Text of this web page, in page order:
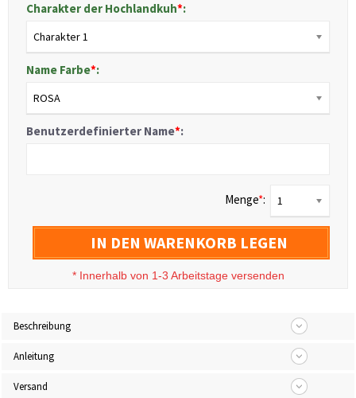
Charakter der Hochlandkuh*:
Charakter 1
Name Farbe*:
ROSA
Benutzerdefinierter Name*:
Menge*: 1
IN DEN WARENKORB LEGEN
* Innerhalb von 1-3 Arbeitstage versenden
Beschreibung
Anleitung
Versand